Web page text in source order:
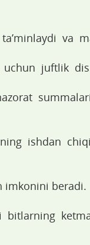
va
uchun juftlik
ishdan
imkonini beradi.
bitlarning